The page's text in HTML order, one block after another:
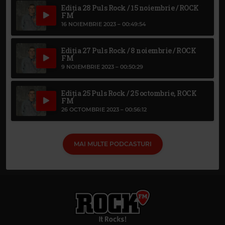
Ediția 28 Puls Rock / 15 noiembrie / ROCK
FM
16 NOIEMBRIE 2023 – 00:49:54
Ediția 27 Puls Rock / 8 noiembrie / ROCK
FM
9 NOIEMBRIE 2023 – 00:50:29
Ediția 25 Puls Rock / 25 octombrie, ROCK
FM
26 OCTOMBRIE 2023 – 00:56:12
MAI MULTE PODCASTURI